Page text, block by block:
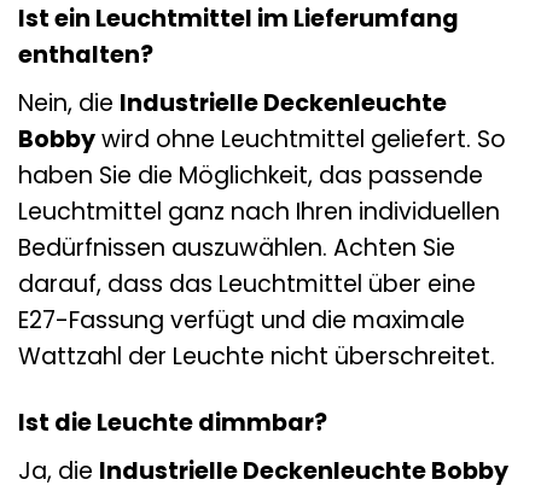
Ist ein Leuchtmittel im Lieferumfang
enthalten?
Nein, die Industrielle Deckenleuchte
Bobbywird ohne Leuchtmittel geliefert. So
haben Sie die Möglichkeit, das passende
Leuchtmittel ganz nach Ihren individuellen
Bedürfnissen auszuwählen. Achten Sie
darauf, dass das Leuchtmittel über eine
E27-Fassung verfügt und die maximale
Wattzahl der Leuchte nicht überschreitet.
Ist die Leuchte dimmbar?
Ja, die Industrielle Deckenleuchte Bobby